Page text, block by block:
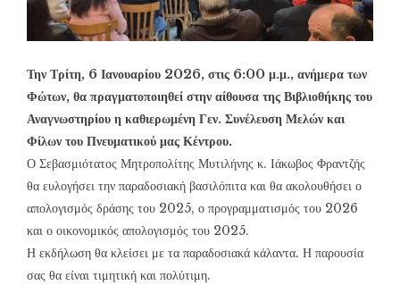
Την Τρίτη, 6 Ιανουαρίου 2026, στις 6:00 μ.μ., ανήμερα των
Φώτων, θα πραγματοποιηθεί στην αίθουσα της Βιβλιοθήκης του
Αναγνωστηρίου η καθιερωμένη Γεν. Συνέλευση Μελών και
Φίλων του Πνευματικού μας Κέντρου.
Ο Σεβασμιότατος Μητροπολίτης Μυτιλήνης κ. Ιάκωβος Φραντζής
θα ευλογήσει την παραδοσιακή βασιλόπιτα και θα ακολουθήσει ο
απολογισμός δράσης του 2025, ο προγραμματισμός του 2026
και ο οικονομικός απολογισμός του 2025.
Η εκδήλωση θα κλείσει με τα παραδοσιακά κάλαντα. Η παρουσία
σας θα είναι τιμητική και πολύτιμη.